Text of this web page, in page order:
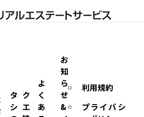
タク
シエ
よ
く
あ
お
知
ら
せ
&
利用規約
プライバシ